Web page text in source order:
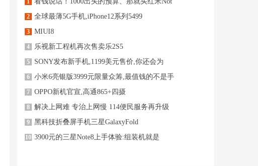
1
2 全球最薄5G手机,iPhone12系列5499
3 MIUI8
4 乐视新工程机再次售卖乐2S5
5 SONY发布新手机,1199美元售价,你还会为
6 小米6亮银版3999元限量众筹,最值钱的不是手
7 OPPO新机官宣,高通865+四摄
8 解决上网难 专治上网慢 114便民服务再升级
9 黑科技折叠屏手机三星GalaxyFold
10 3900元的三星Note8上手体验:组装机就是